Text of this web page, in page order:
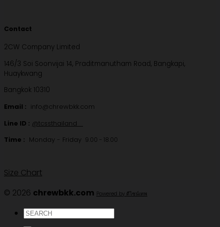
Contact
2CW Company Limited
146/3 Soi Soonvijai 14, Praditmanutham Road, Bangkapi,
Huaykwang
Bangkok 10310
Email : info@chrewbkk.com
Line ID : @tcssthailand
Time : Monday - Friday 9.00 - 18.00
Size Chart
© 2026 chrewbkk.com Powered by ดีไซน์เทพ
ค้นหา: